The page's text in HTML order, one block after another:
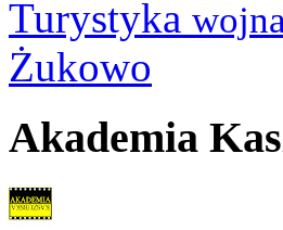
Turystyka
Żukowo
Akademia